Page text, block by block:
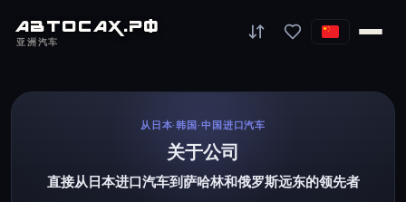
АВТОСАХ.РФ
亚洲汽车
从日本·韩国·中国进口汽车
关于公司
直接从日本进口汽车到萨哈林和俄罗斯远东的领先者